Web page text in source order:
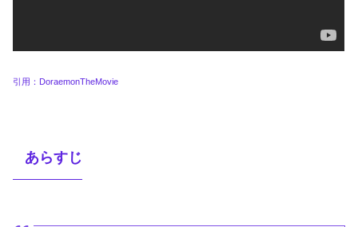
引用：DoraemonTheMovie
あらすじ